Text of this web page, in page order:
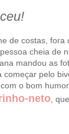
de costas, fora
cheia de
mandou as
começar pelo
o bom
neto,